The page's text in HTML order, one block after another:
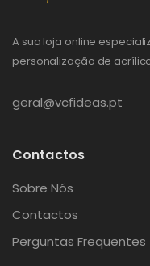
A sua loja online
personalização de
geral@vcfideas.pt
Contactos
Sobre Nós
Contactos
Perguntas Frequentes